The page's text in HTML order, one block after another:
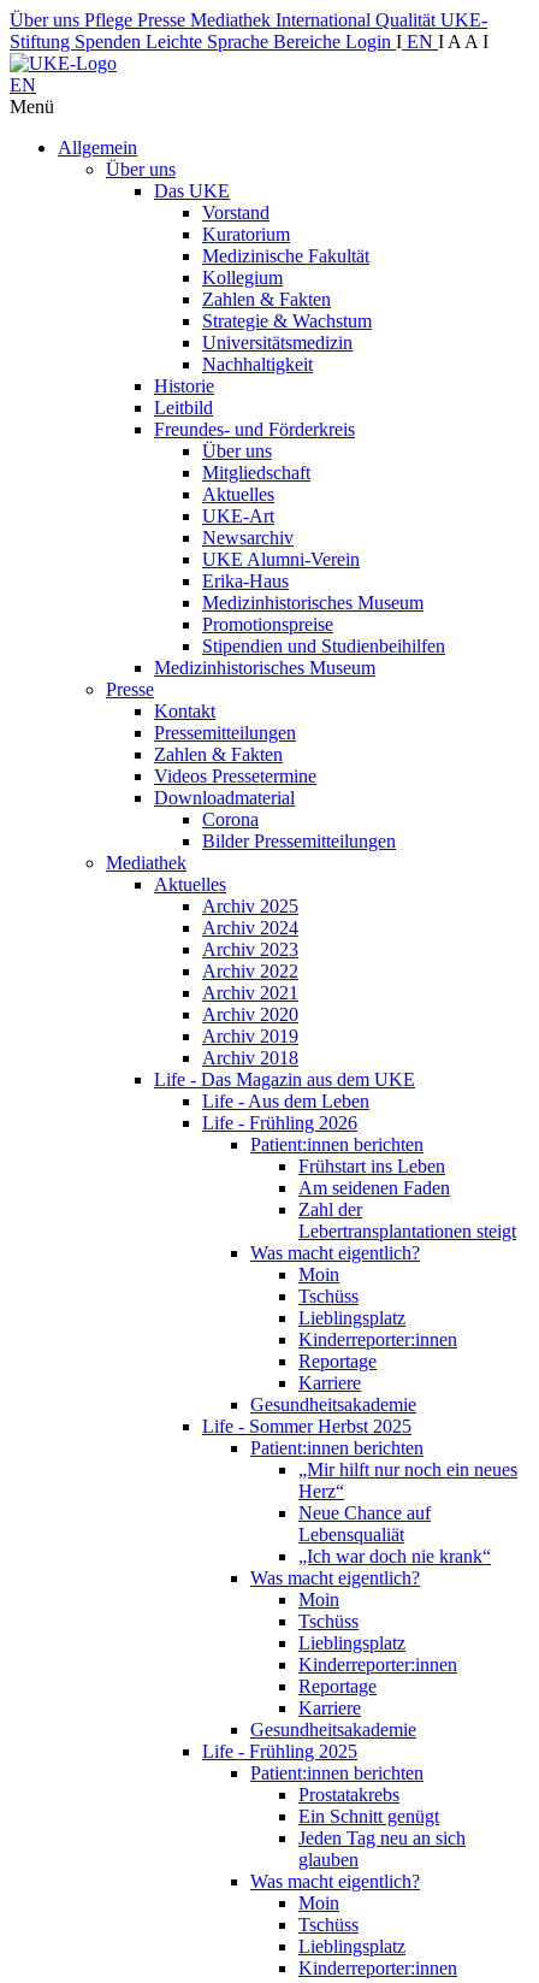
Über uns Pflege Presse Mediathek International Qualität UKE-
Stiftung Spenden Leichte Sprache Bereiche Login I EN I A A I
EN
Menü
Allgemein
Über uns
Das UKE
Vorstand
Kuratorium
Medizinische Fakultät
Kollegium
Zahlen & Fakten
Strategie & Wachstum
Universitätsmedizin
Nachhaltigkeit
Historie
Leitbild
Freundes- und Förderkreis
Über uns
Mitgliedschaft
Aktuelles
UKE-Art
Newsarchiv
UKE Alumni-Verein
Erika-Haus
Medizinhistorisches Museum
Promotionspreise
Stipendien und Studienbeihilfen
Medizinhistorisches Museum
Presse
Kontakt
Pressemitteilungen
Zahlen & Fakten
Videos Pressetermine
Downloadmaterial
Corona
Bilder Pressemitteilungen
Mediathek
Aktuelles
Archiv 2025
Archiv 2024
Archiv 2023
Archiv 2022
Archiv 2021
Archiv 2020
Archiv 2019
Archiv 2018
Life - Das Magazin aus dem UKE
Life - Aus dem Leben
Life - Frühling 2026
Patient:innen berichten
Frühstart ins Leben
Am seidenen Faden
Zahl der
Lebertransplantationen steigt
Was macht eigentlich?
Moin
Tschüss
Lieblingsplatz
Kinderreporter:innen
Reportage
Karriere
Gesundheitsakademie
Life - Sommer Herbst 2025
Patient:innen berichten
„Mir hilft nur noch ein neues
Herz“
Neue Chance auf
Lebensqualiät
„Ich war doch nie krank“
Was macht eigentlich?
Moin
Tschüss
Lieblingsplatz
Kinderreporter:innen
Reportage
Karriere
Gesundheitsakademie
Life - Frühling 2025
Patient:innen berichten
Prostatakrebs
Ein Schnitt genügt
Jeden Tag neu an sich
glauben
Was macht eigentlich?
Moin
Tschüss
Lieblingsplatz
Kinderreporter:innen